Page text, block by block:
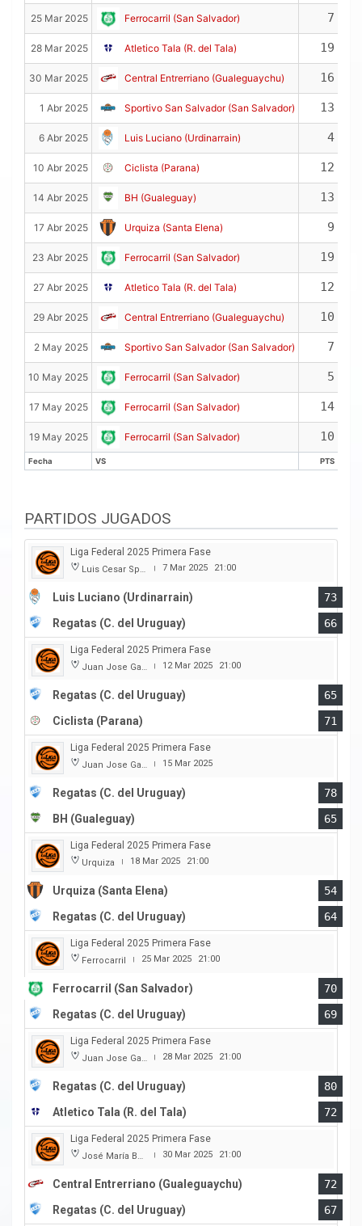
Fecha VS PTS
25 Mar 2025 Ferrocarril (San Salvador) 7
28 Mar 2025 Atletico Tala (R. del Tala) 19
30 Mar 2025 Central Entrerriano (Gualeguaychu) 16
1 Abr 2025 Sportivo San Salvador (San Salvador) 13
6 Abr 2025 Luis Luciano (Urdinarrain) 4
10 Abr 2025 Ciclista (Parana) 12
14 Abr 2025 BH (Gualeguay) 13
17 Abr 2025 Urquiza (Santa Elena) 9
23 Abr 2025 Ferrocarril (San Salvador) 19
27 Abr 2025 Atletico Tala (R. del Tala) 12
29 Abr 2025 Central Entrerriano (Gualeguaychu) 10
2 May 2025 Sportivo San Salvador (San Salvador) 7
10 May 2025 Ferrocarril (San Salvador) 5
17 May 2025 Ferrocarril (San Salvador) 14
19 May 2025 Ferrocarril (San Salvador) 10
Fecha VS PTS
PARTIDOS JUGADOS
Liga Federal 2025 Primera Fase
Luis Cesar Spiazzi | 7 Mar 2025 21:00
Luis Luciano (Urdinarrain)
73
Regatas (C. del Uruguay)
66
Liga Federal 2025 Primera Fase
Juan Jose Garro | 12 Mar 2025 21:00
Regatas (C. del Uruguay)
65
Ciclista (Parana)
71
Liga Federal 2025 Primera Fase
Juan Jose Garro | 15 Mar 2025
Regatas (C. del Uruguay)
78
BH (Gualeguay)
65
Liga Federal 2025 Primera Fase
Urquiza | 18 Mar 2025 21:00
Urquiza (Santa Elena)
54
Regatas (C. del Uruguay)
64
Liga Federal 2025 Primera Fase
Ferrocarril | 25 Mar 2025 21:00
Ferrocarril (San Salvador)
70
Regatas (C. del Uruguay)
69
Liga Federal 2025 Primera Fase
Juan Jose Garro | 28 Mar 2025 21:00
Regatas (C. del Uruguay)
80
Atletico Tala (R. del Tala)
72
Liga Federal 2025 Primera Fase
José María Bertora | 30 Mar 2025 21:00
Central Entrerriano (Gualeguaychu)
72
Regatas (C. del Uruguay)
67